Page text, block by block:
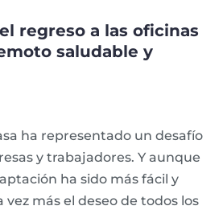
regreso a las oficinas
saludable y
ha representado un desafío
y trabajadores. Y aunque
ha sido más fácil y
vez más el deseo de todos los